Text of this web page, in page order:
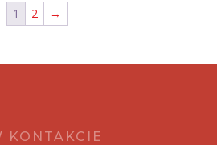
1 2 →
KONTAKCIE